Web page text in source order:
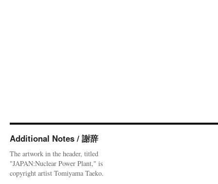
Additional Notes / 謝辞
The artwork in the header, titled
"JAPAN:Nuclear Power Plant," is
copyright artist Tomiyama Taeko.